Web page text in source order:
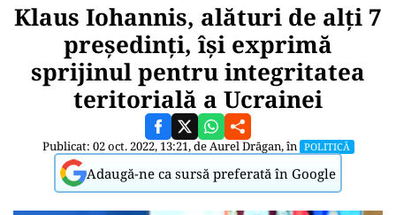
Klaus Iohannis, alături de alţi 7
preşedinţi, îşi exprimă
sprijinul pentru integritatea
teritorială a Ucrainei
Publicat: 02 oct. 2022, 13:21, deAurel Drăgan, în POLITICĂ
Adaugă-ne ca sursă preferată în Google